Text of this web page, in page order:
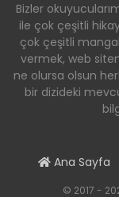
Bizler
ile çok çeşitli
çok çeşitli
vermek, web
ne olursa olsun
bir dizideki
Ana Sayfa
© 2017 -